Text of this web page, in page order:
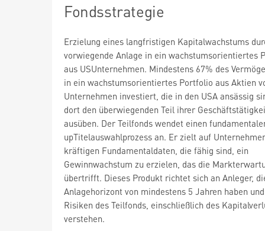
Fondsstrategie
Erzielung eines langfristigen Kapitalwachstums
vorwiegende Anlage in ein wachstumsorientiertes
aus USUnternehmen. Mindestens 67% des
in ein wachstumsorientiertes Portfolio aus Aktien
Unternehmen investiert, die in den USA ansässig
dort den überwiegenden Teil ihrer
ausüben. Der Teilfonds wendet einen
upTitelauswahlprozess an. Er zielt auf
kräftigen Fundamentaldaten, die fähig sind, ein
Gewinnwachstum zu erzielen, das die
übertrifft. Dieses Produkt richtet sich an Anleger,
Anlagehorizont von mindestens 5 Jahren haben
Risiken des Teilfonds, einschließlich des
verstehen.